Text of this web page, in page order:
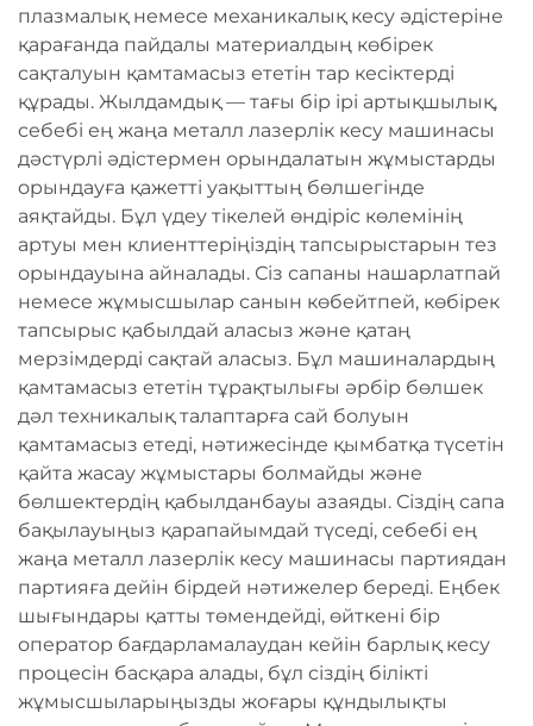
плазмалық немесе механикалық кесу әдістеріне
қарағанда пайдалы материалдың көбірек
сақталуын қамтамасыз ететін тар кесіктерді
құрады. Жылдамдық — тағы бір ірі артықшылық,
себебі ең жаңа металл лазерлік кесу машинасы
дәстүрлі әдістермен орындалатын жұмыстарды
орындауға қажетті уақыттың бөлшегінде
аяқтайды. Бұл үдеу тікелей өндіріс көлемінің
артуы мен клиенттеріңіздің тапсырыстарын тез
орындауына айналады. Сіз сапаны нашарлатпай
немесе жұмысшылар санын көбейтпей, көбірек
тапсырыс қабылдай аласыз және қатаң
мерзімдерді сақтай аласыз. Бұл машиналардың
қамтамасыз ететін тұрақтылығы әрбір бөлшек
дәл техникалық талаптарға сай болуын
қамтамасыз етеді, нәтижесінде қымбатқа түсетін
қайта жасау жұмыстары болмайды және
бөлшектердің қабылданбауы азаяды. Сіздің сапа
бақылауыңыз қарапайымдай түседі, себебі ең
жаңа металл лазерлік кесу машинасы партиядан
партияға дейін бірдей нәтижелер береді. Еңбек
шығындары қатты төмендейді, өйткені бір
оператор бағдарламалаудан кейін барлық кесу
процесін басқара алады, бұл сіздің білікті
жұмысшыларыңызды жоғары құндылықты